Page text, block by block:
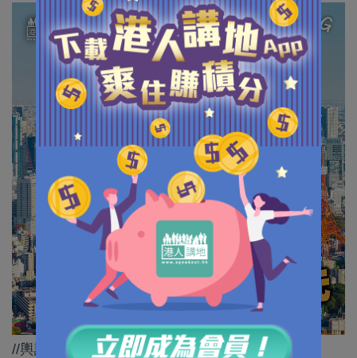
//輿論操控 日本AI反華片最高每月可賺3萬港元//